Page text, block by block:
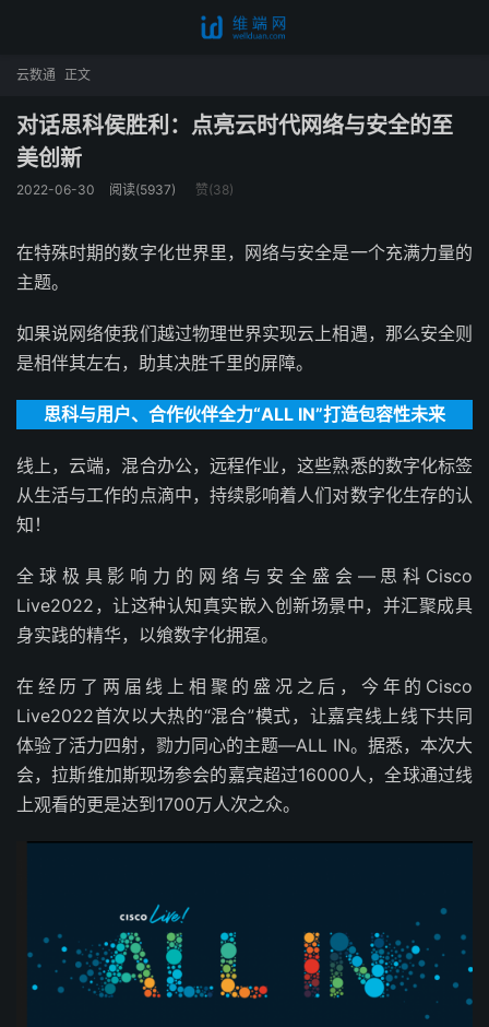
云数通 正文
对话思科侯胜利：点亮云时代网络与安全的至
美创新
2022-06-30 阅读(5937) 赞(38)
在特殊时期的数字化世界里，网络与安全是一个充满力量的
主题。
如果说网络使我们越过物理世界实现云上相遇，那么安全则
是相伴其左右，助其决胜千里的屏障。
思科与用户、合作伙伴全力“ALL IN”打造包容性未来
线上，云端，混合办公，远程作业，这些熟悉的数字化标签
从生活与工作的点滴中，持续影响着人们对数字化生存的认
知！
全球极具影响力的网络与安全盛会—思科Cisco
Live2022，让这种认知真实嵌入创新场景中，并汇聚成具
身实践的精华，以飨数字化拥趸。
在经历了两届线上相聚的盛况之后，今年的Cisco
Live2022首次以大热的“混合”模式，让嘉宾线上线下共同
体验了活力四射，勠力同心的主题—ALL IN。据悉，本次大
会，拉斯维加斯现场参会的嘉宾超过16000人，全球通过线
上观看的更是达到1700万人次之众。